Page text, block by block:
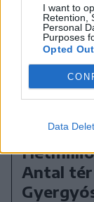
I want to
Retention,
Personal
Purposes
Opted Out
Data
2026.
Hétmillió
Antal